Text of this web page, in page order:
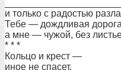
и только с радостью
Тебе — дождливая
а мне — чужой, без
* * *
Кольцо и крест —
иное не спасет.